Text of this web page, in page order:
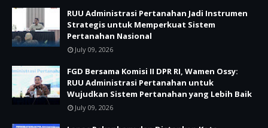
RUU Administrasi Pertanahan Jadi Instrumen
Strategis untuk Memperkuat Sistem
Pertanahan Nasional
July 09, 2026
FGD Bersama Komisi II DPR RI, Wamen Ossy:
RUU Administrasi Pertanahan untuk
Wujudkan Sistem Pertanahan yang Lebih Baik
July 09, 2026